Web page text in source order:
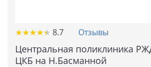
★★★★★
★★★★★ 8.7 Отзывы
Центральная поликлиника
ЦКБ на Н.Басманной